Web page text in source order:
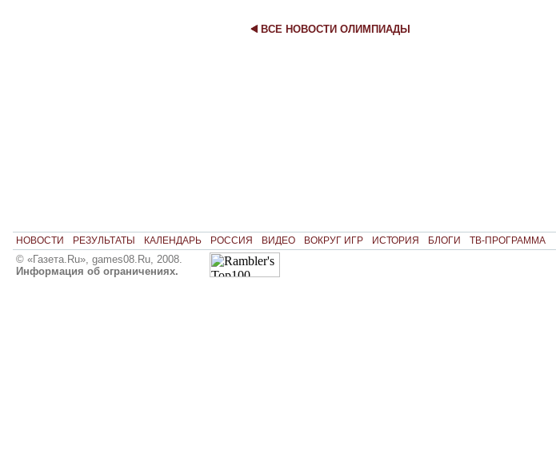
ВСЕ НОВОСТИ ОЛИМПИАДЫ
НОВОСТИ РЕЗУЛЬТАТЫ КАЛЕНДАРЬ РОССИЯ ВИДЕО ВОКРУГ ИГР ИСТОРИЯ БЛОГИ ТВ-ПРОГРАММА
© «Газета.Ru», games08.Ru, 2008.
Информация об ограничениях.